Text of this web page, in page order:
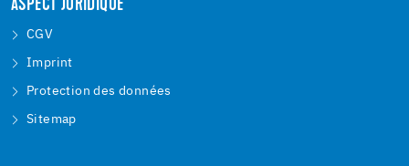
ASPECT JURIDIQUE
CGV
Imprint
Protection des données
Sitemap